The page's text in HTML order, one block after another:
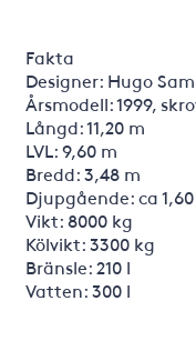
Fakta
Designer: Hugo
Årsmodell: 1999,
Långd: 11,20 m
LVL: 9,60 m
Bredd: 3,48 m
Djupgående: ca
Vikt: 8000 kg
Kölvikt: 3300 kg
Bränsle: 210 l
Vatten: 300 l